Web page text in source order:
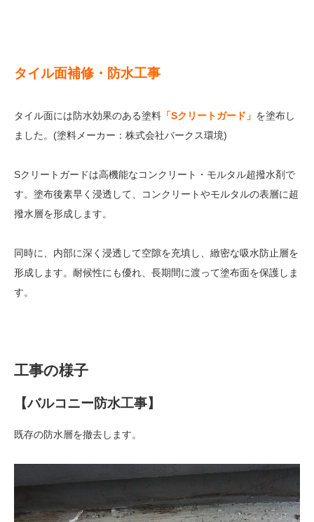
タイル面補修・防水工事
タイル面には防水効果のある塗料 「Sクリートガード」 を塗布し
ました。(塗料メーカー：株式会社バークス環境)
Sクリートガードは高機能なコンクリート・モルタル超撥水剤で
す。塗布後素早く浸透して、コンクリートやモルタルの表層に超
撥水層を形成します。
同時に、内部に深く浸透して空隙を充填し、緻密な吸水防止層を
形成します。耐候性にも優れ、長期間に渡って塗布面を保護しま
す。
工事の様子
【バルコニー防水工事】
既存の防水層を撤去します。